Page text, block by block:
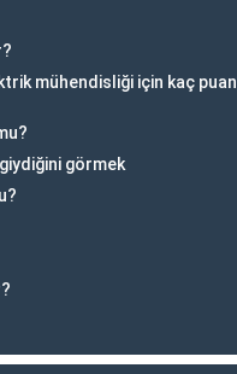
mühendisliği için kaç puan
görmek